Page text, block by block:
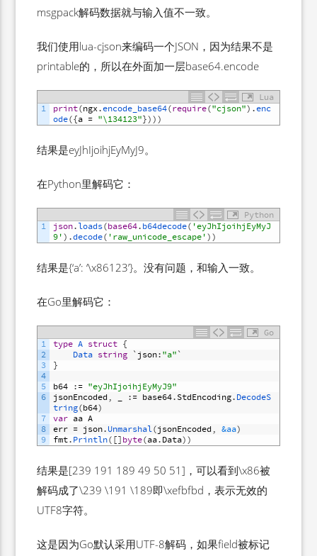
msgpack解码数据就与输入值不一致。
我们使用lua-cjson来编码一个JSON，因为结果不是
printable的，所以在外面加一层base64.encode
Lua
1
print(ngx.encode_base64(require("cjson") .enc
ode({a = "\134123"})))
结果是eyJhIjoihjEyMyJ9。
在Python里解码它：
Python
1
json.loads(base64.b64decode( 'eyJhIjoihjEyMyJ
9') .decode( 'raw_unicode_escape'))
结果是{‘a’: ‘\x86123’}。没有问题，和输入一致。
在Go里解码它：
Go
1
2
3
4
5
6
7
8
9
type A struct {
Data string `json:"a"`
}
b64 := "eyJhIjoihjEyMyJ9"
jsonEncoded, := base64.StdEncoding.DecodeS
tring(b64)
var aa A
err = json.Unmarshal(jsonEncoded, &aa)
fmt.Println([]byte(aa.Data))
结果是[239 191 189 49 50 51]，可以看到\x86被
解码成了\239 \191 \189即\xefbfbd，表示无效的
UTF8字符。
这是因为Go默认采用UTF-8解码，如果field被标记